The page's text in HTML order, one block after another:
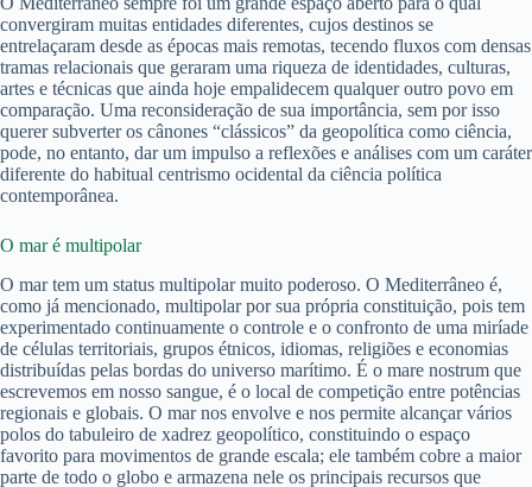
convergiram muitas entidades diferentes, cujos destinos se
entrelaçaram desde as épocas mais remotas, tecendo fluxos com densas
tramas relacionais que geraram uma riqueza de identidades, culturas,
artes e técnicas que ainda hoje empalidecem qualquer outro povo em
comparação. Uma reconsideração de sua importância, sem por isso
querer subverter os cânones “clássicos” da geopolítica como ciência,
pode, no entanto, dar um impulso a reflexões e análises com um caráter
diferente do habitual centrismo ocidental da ciência política
contemporânea.
O mar é multipolar
O mar tem um status multipolar muito poderoso. O Mediterrâneo é,
como já mencionado, multipolar por sua própria constituição, pois tem
experimentado continuamente o controle e o confronto de uma miríade
de células territoriais, grupos étnicos, idiomas, religiões e economias
distribuídas pelas bordas do universo marítimo. É o mare nostrum que
escrevemos em nosso sangue, é o local de competição entre potências
regionais e globais. O mar nos envolve e nos permite alcançar vários
polos do tabuleiro de xadrez geopolítico, constituindo o espaço
favorito para movimentos de grande escala; ele também cobre a maior
parte de todo o globo e armazena nele os principais recursos que